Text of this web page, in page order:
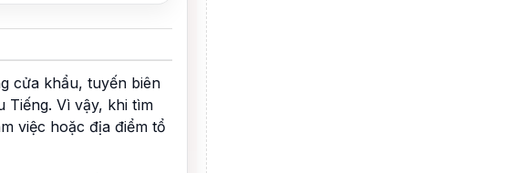
cửa khẩu, tuyến biên
Tiếng. Vì vậy, khi tìm
việc hoặc địa điểm tổ